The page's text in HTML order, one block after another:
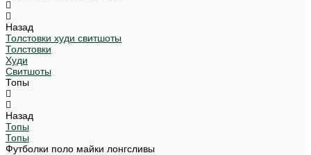
Назад
Толстовки худи свитшоты
Толстовки
Худи
Свитшоты
Топы
Назад
Топы
Топы
Футболки поло майки лонгсливы